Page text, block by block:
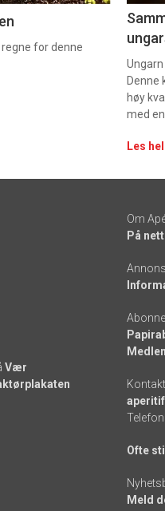
for denne
Denne
høy
med
Les
Vær
Om
På
Telefon
Ofte
Meld